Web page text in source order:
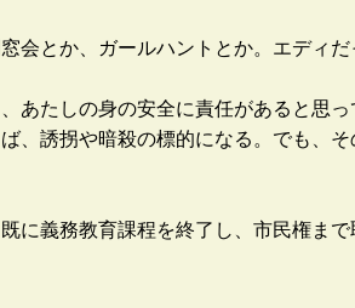
とか、ガールハントとか。エディだ
たしの身の安全に責任があると思っ
誘拐や暗殺の標的になる。でも、そ
義務教育課程を終了し、市民権ま